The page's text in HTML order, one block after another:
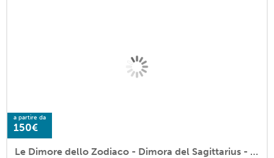
a partire da
150€
Le Dimore dello Zodiaco - Dimora del Sagittarius - Apartment 4/5 places